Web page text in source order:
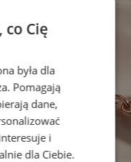
Cię
była dla
Pomagają
dane,
i
dla Ciebie.